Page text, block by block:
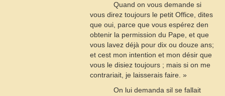
Quand on vous demande si
vous direz toujours le petit Office, dites
que oui, parce que vous espérez den
obtenir la permission du Pape, et que
vous lavez déjà pour dix ou douze ans;
et cest mon intention et mon désir que
vous le disiez toujours ; mais si on me
contrariait, je laisserais faire. »
On lui demanda sil se fallait